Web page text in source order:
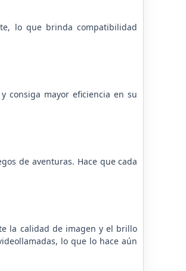
lo que brinda compatibilidad
consiga mayor eficiencia en su
de aventuras. Hace que cada
la calidad de imagen y el brillo
lo que lo hace aún